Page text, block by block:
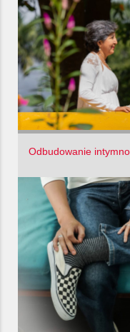
Odbudowanie